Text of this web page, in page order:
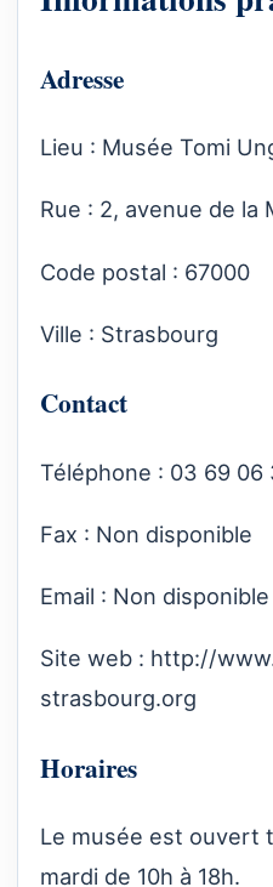
Adresse
Lieu : Musée Tomi
Rue : 2, avenue de la
Code postal : 67000
Ville : Strasbourg
Contact
Téléphone : 03 69 06
Fax : Non disponible
Email : Non disponible
Site web : http://
strasbourg.org
Horaires
Le musée est ouvert
mardi de 10h à 18h.